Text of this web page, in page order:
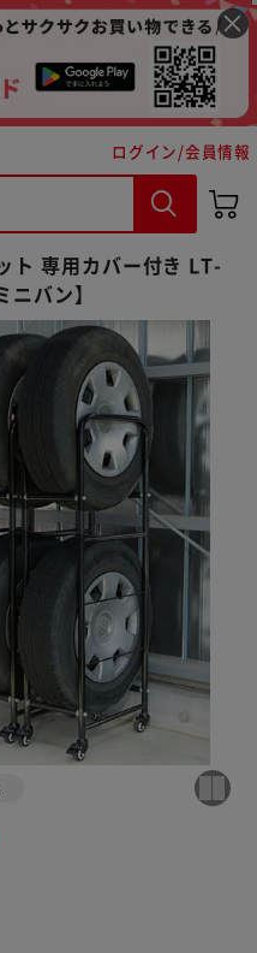
ログイン/会員情報
ト 専用カバー付き LT-
バン】
購入手続きへ